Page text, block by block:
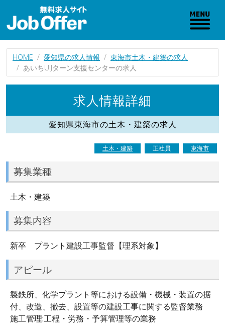
HOME 愛知県の求人情報
東海市土木・建築の求人
あいちUIJターン支援センターの求人
求人情報詳細
愛知県東海市の土木・建築の求人
土木・建築 正社員 東海市
募集業種
土木・建築
募集内容
新卒 プラント建設工事監督【理系対象】
アピール
製鉄所、化学プラント等における設備・機械・装置の据
付、改造、撤去、設置等の建設工事に関する監督業務
施工管理:工程・労務・予算管理等の業務